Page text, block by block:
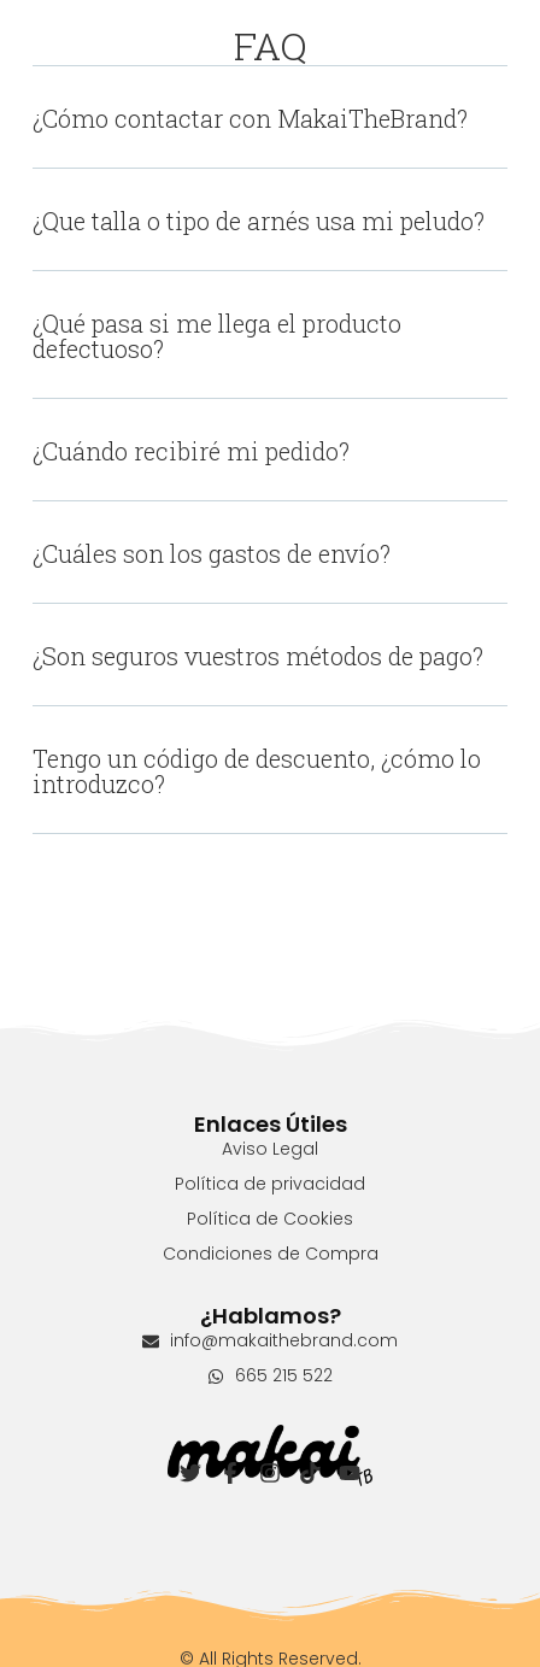
FAQ
¿Cómo contactar con MakaiTheBrand?
¿Que talla o tipo de arnés usa mi peludo?
¿Qué pasa si me llega el producto
defectuoso?
¿Cuándo recibiré mi pedido?
¿Cuáles son los gastos de envío?
¿Son seguros vuestros métodos de pago?
Tengo un código de descuento, ¿cómo lo
introduzco?
Enlaces Útiles
Aviso Legal
Política de privacidad
Política de Cookies
Condiciones de Compra
¿Hablamos?
info@makaithebrand.com
665 215 522
© All Rights Reserved.